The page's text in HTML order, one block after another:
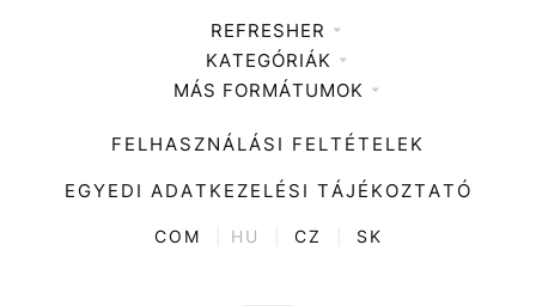
REFRESHER
Médiaajánlat
KATEGÓRIÁK
Zene
Divat
Kultúra
ENTR
MÁS FORMÁTUMOK
FELHASZNÁLÁSI FELTÉTELEK
EGYEDI ADATKEZELÉSI TÁJÉKOZTATÓ
COM HU CZ SK